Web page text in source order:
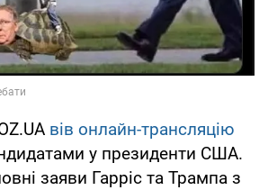
вів онлайн-трансляцію
у президенти США.
заяви Гарріс та Трампа з